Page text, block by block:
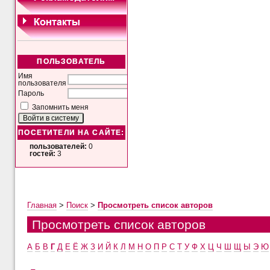
ПОЛЬЗОВАТЕЛЬ
Имя
пользователя
Пароль
Запомнить меня
ПОСЕТИТЕЛИ НА САЙТЕ:
пользователей: 0
гостей: 3
Главная> Поиск> Просмотреть список авторов
Просмотреть список авторов
А Б В Г Д Е Ё Ж З И Й К Л М Н О П Р С Т У Ф Х Ч Ы Э Ю